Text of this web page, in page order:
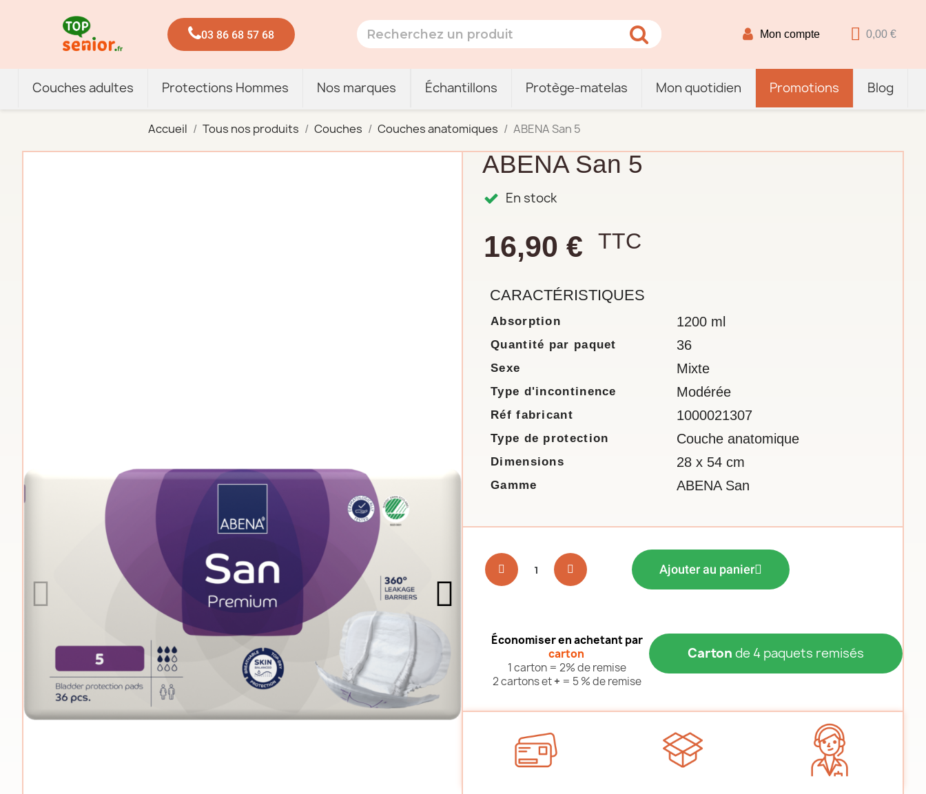
03 86 68 57 68 Mon compte 0,00 €
Couches adultes Protections Hommes Nos marques Échantillons Protège-matelas Mon quotidien Promotions Blog
Accueil Tous nos produits Couches Couches anatomiques ABENA San 5
ABENA San 5
En stock
16,90 € TTC
CARACTÉRISTIQUES
Absorption 1200 ml
Quantité par paquet 36
Sexe Mixte
Type d'incontinence Modérée
Réf fabricant 1000021307
Type de protection Couche anatomique
Dimensions 28 x 54 cm
Gamme ABENA San
Ajouter au panier
Économiser en achetant par
carton
1 carton = 2% de remise
2 cartons et+ = 5 % de remise
Carton de 4 paquets remisés